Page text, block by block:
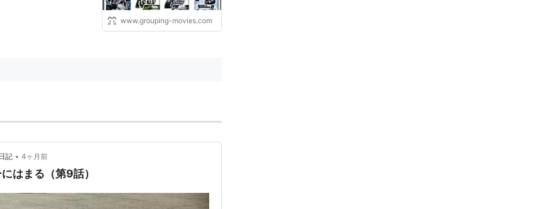
www.grouping-movies.com
記 • 4ヶ月前
はまる（第9話）